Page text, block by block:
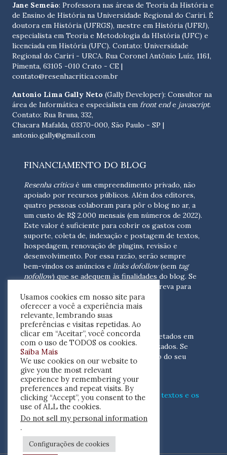
Jane Semeão: Professora nas áreas de Teoria da História e
de Ensino de História na Universidade Regional do Cariri. É
doutora em História (UFRGS), mestre em História (UFRJ),
especialista em Teoria e Metodologia da HIstória (UFC) e
licenciada em História (UFC). Contato: Universidade
Regional do Cariri - URCA. Rua Coronel Antônio Luíz, 1161,
Pimenta, 63105 -010 Crato - CE |
contato@resenhacritica.com.br
Antonio Lima Gally Neto (Gally Developer): Consultor na
área de Informática e especialista em front ende javascript.
Contato: Rua Bruna, 332,
Chacara Mafalda, 03370-000, São Paulo - SP |
antonio.gally@gmail.com
FINANCIAMENTO DO BLOG
Resenha críticaé um empreendimento privado, não
apoiado por recursos públicos. Além dos editores,
quatro pessoas colaboram para pôr o blog no ar, a
um custo de R$ 2.000 mensais (em números de 2022).
Este valor é suficiente para cobrir os gastos com
suporte, coleta de, indexação e postagem de textos,
hospedagem, renovação de plugins, revisão e
desenvolvimento. Por essa razão, serão sempre
bem-vindos os anúncios e links dofollow(sem tag
nofollow) que se adequem às finalidades do blog. Se
escreva para
nós(contato@resenhacritica.com.br)
FONTES E ACERVO
As resenhas, dossiês e sumários são coletados em
periódicos acadêmicos e sites especializados. Se
você tem interesse em divulgar o acervo do seu
periódico, escreva para nós
(contato@resenhacritica.com.br)
Conheça omodocomo processamos os textos e os
índicesdisponibilizados neste blog.
ISSN 2764-0302
Usamos cookies em nosso site para
oferecer a você a experiência mais
relevante, lembrando suas
preferências e visitas repetidas. Ao
clicar em “Aceitar”, você concorda
com o uso de TODOS os cookies.
Saiba Mais
We use cookies on our website to
give you the most relevant
experience by remembering your
preferences and repeat visits. By
clicking “Accept”, you consent to the
use of ALL the cookies.
Do not sell my personal information
.
Configurações de cookies